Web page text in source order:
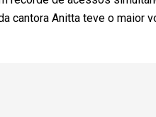
cantora Anitta teve o maior